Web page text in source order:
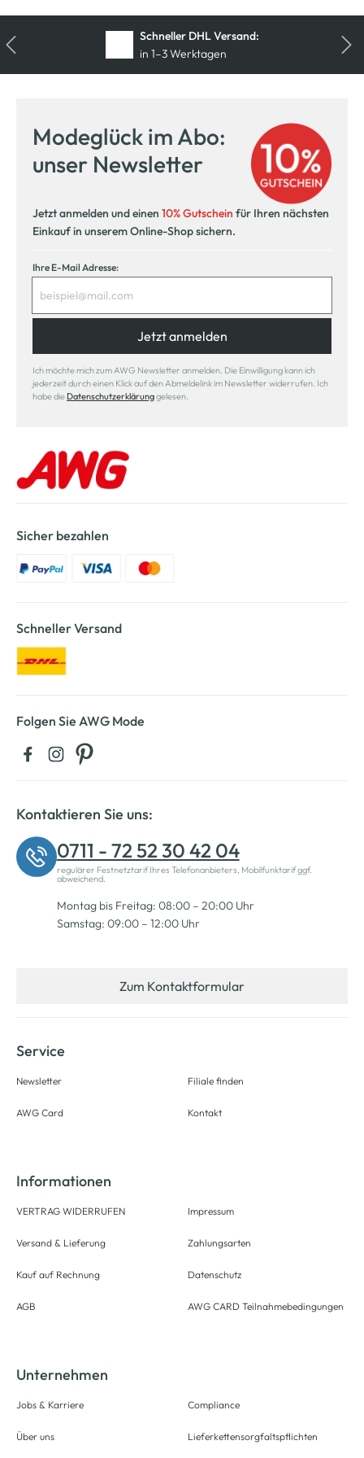
Kostenfreie Rücksendung
innerhalb 14 Tage
Modeglück im Abo:
unser Newsletter
Jetzt anmelden und einen 10% Gutschein für Ihren nächsten
Einkauf in unserem Online-Shop sichern.
Ihre E-Mail Adresse:
Jetzt anmelden
Ich möchte mich zum AWG Newsletter anmelden. Die Einwilligung kann ich
jederzeit durch einen Klick auf den Abmeldelink im Newsletter widerrufen. Ich
habe die Datenschutzerklärunggelesen.
Sicher bezahlen
Schneller Versand
Folgen Sie AWG Mode
Kontaktieren Sie uns:
0711 - 72 52 30 42 04
regulärer Festnetztarif Ihres Telefonanbieters, Mobilfunktarif ggf.
abweichend.
Montag bis Freitag: 08:00 – 20:00 Uhr
Samstag: 09:00 – 12:00 Uhr
Zum Kontaktformular
Service
Newsletter
AWG Card
Filiale finden
Kontakt
Informationen
VERTRAG WIDERRUFEN
Versand & Lieferung
Kauf auf Rechnung
AGB
Impressum
Zahlungsarten
Datenschutz
AWG CARD Teilnahmebedingungen
Unternehmen
Jobs & Karriere
Über uns
Compliance
Lieferkettensorgfaltspflichten